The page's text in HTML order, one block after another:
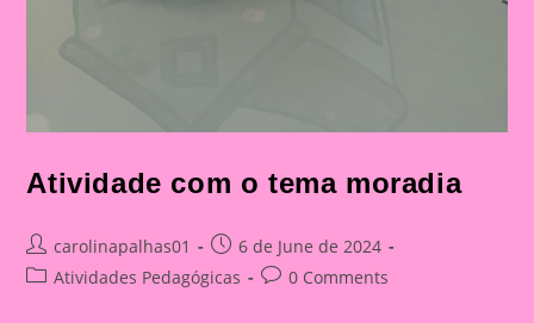
Atividade com o tema moradia
Post
author:
carolinapalhas01
Post
published:
6 de June de 2024
PostAtividades Pedagógicas
Post0 Comments